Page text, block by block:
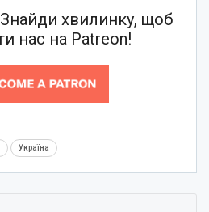
хвилинку, щоб
нас на Patreon!
Україна